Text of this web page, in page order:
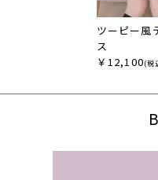
ツーピー風
ス
￥12,100(税